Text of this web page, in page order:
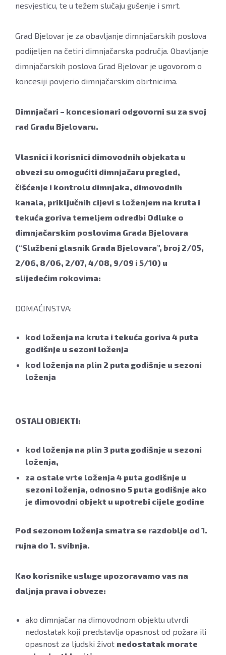
nesvjesticu, te u težem slučaju gušenje i smrt.
Grad Bjelovar je za obavljanje dimnjačarskih poslova
podijeljen na četiri dimnjačarska područja. Obavljanje
dimnjačarskih poslova Grad Bjelovar je ugovorom o
koncesiji povjerio dimnjačarskim obrtnicima.
Dimnjačari – koncesionari odgovorni su za svoj
rad Gradu Bjelovaru.
Vlasnici i korisnici dimovodnih objekata u
obvezi su omogućiti dimnjačaru pregled,
čišćenje i kontrolu dimnjaka, dimovodnih
kanala, priključnih cijevi s loženjem na kruta i
tekuća goriva temeljem odredbi Odluke o
dimnjačarskim poslovima Grada Bjelovara
(“Službeni glasnik Grada Bjelovara”, broj 2/05,
2/06, 8/06, 2/07, 4/08, 9/09 i 5/10) u
slijedećim rokovima:
DOMAĆINSTVA:
kod loženja na kruta i tekuća goriva 4 puta
godišnje u sezoni loženja
kod loženja na plin 2 puta godišnje u sezoni
loženja
OSTALI OBJEKTI:
kod loženja na plin 3 puta godišnje u sezoni
loženja,
za ostale vrte loženja 4 puta godišnje u
sezoni loženja, odnosno 5 puta godišnje ako
je dimovodni objekt u upotrebi cijele godine
Pod sezonom loženja smatra se razdoblje od 1.
rujna do 1. svibnja.
Kao korisnike usluge upozoravamo vas na
daljnja prava i obveze:
ako dimnjačar na dimovodnom objektu utvrdi
nedostatak koji predstavlja opasnost od požara ili
opasnost za ljudski život nedostatak morate